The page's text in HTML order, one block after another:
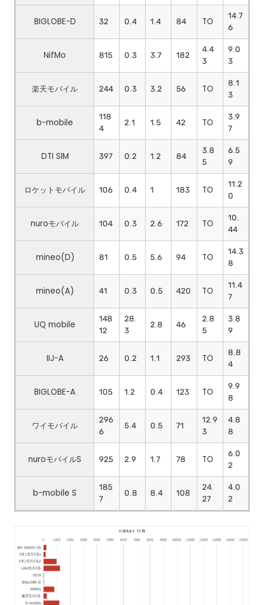
BIGLOBE-D 32 0.4 1.4 84 TO
14.7
6
NifMo 815 0.3 3.7 182
4.4
3
9.0
3
楽天モバイル 244 0.3 3.2 56 TO
8.1
3
b-mobile
118
4
2.1 1.5 42 TO
3.9
7
DTI SIM 397 0.2 1.2 84
3.8
5
6.5
9
ロケットモバイル 106 0.4 1 183 TO
11.2
0
nuroモバイル 104 0.3 2.6 172 TO
10.
44
mineo(D) 81 0.5 5.6 94 TO
14.3
8
mineo(A) 41 0.3 0.5 420 TO
11.4
7
UQ mobile
148
12
28.
3
2.8 46
2.8
5
3.8
9
IIJ-A 26 0.2 1.1 293 TO
8.8
4
BIGLOBE-A 105 1.2 0.4 123 TO
9.9
8
ワイモバイル
296
6
5.4 0.5 71
12.9
3
4.8
8
nuroモバイルS 925 2.9 1.7 78 TO
6.0
2
b-mobile S
185
7
0.8 8.4 108
24.
27
4.0
2